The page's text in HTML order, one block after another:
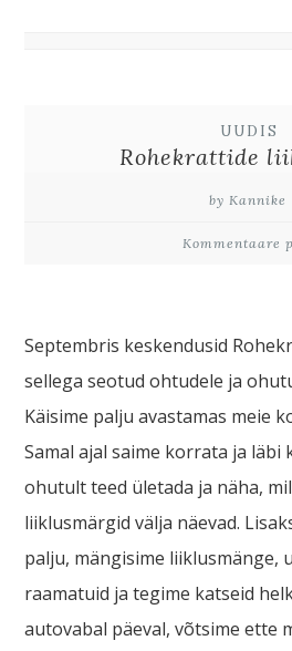
UUDIS
Rohekrattide
by Kannike
Kommentaare
Septembris keskendusid
sellega seotud ohtudele ja
Käisime palju avastamas meie
Samal ajal saime korrata ja läbi
ohutult teed ületada ja näha,
liiklusmärgid välja näevad.
palju, mängisime liiklusmänge,
raamatuid ja tegime katseid
autovabal päeval, võtsime ette